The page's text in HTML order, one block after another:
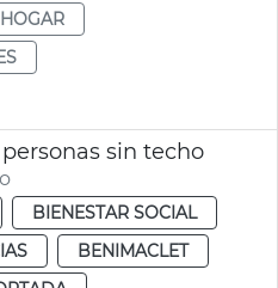
sin techo
BIENESTAR SOCIAL
BENIMACLET